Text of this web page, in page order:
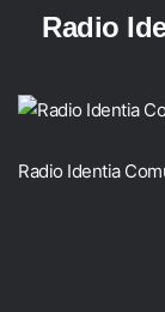
Radio
Radio Identia